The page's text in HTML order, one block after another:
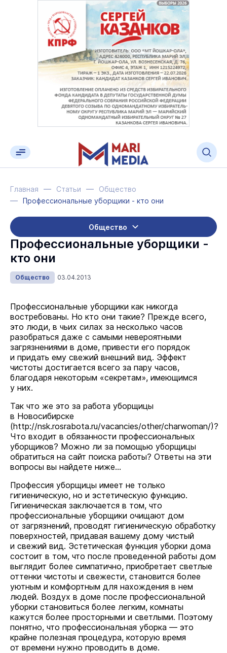
Главная Статьи
Общество
Профессиональные уборщики - кто они
Общество
Профессиональные уборщики -
кто они
Общество 03.04.2013
Профессиональные уборщики как никогда
востребованы. Но кто они такие? Прежде всего,
это люди, в чьих силах за несколько часов
разобраться даже с самыми невероятными
загрязнениями в доме, привести его порядок
и придать ему свежий внешний вид. Эффект
чистоты достигается всего за пару часов,
благодаря некоторым «секретам», имеющимся
у них.
Так что же это за работа уборщицы
в Новосибирске
(http://nsk.rosrabota.ru/vacancies/other/charwoman/)?
Что входит в обязанности профессиональных
уборщиков? Можно ли за помощью уборщицы
обратиться на сайт поиска работы? Ответы на эти
вопросы вы найдете ниже...
Профессия уборщицы имеет не только
гигиеническую, но и эстетическую функцию.
Гигиеническая заключается в том, что
профессиональные уборщики очищают дом
от загрязнений, проводят гигиеническую обработку
поверхностей, придавая вашему дому чистый
и свежий вид. Эстетическая функция уборки дома
состоит в том, что после проведенной работы дом
выглядит более симпатично, приобретает светлые
оттенки чистоты и свежести, становится более
уютным и комфортным для нахождения в нем
людей. Воздух в доме после профессиональной
уборки становиться более легким, комнаты
кажутся более просторными и светлыми. Поэтому
понятно, что профессиональная уборка — это
крайне полезная процедура, которую время
от времени нужно проводить в доме.